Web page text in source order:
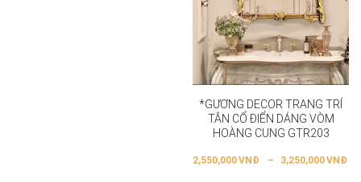
*GƯƠNG DECOR TRANG TRÍ
TÂN CỔ ĐIỂN DÁNG VÒM
HOÀNG CUNG GTR203
2,550,000VNĐ – 3,250,000VNĐ